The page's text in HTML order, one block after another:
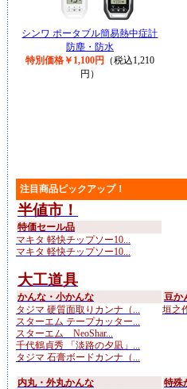
シンワ ポータブル簡易熱中症計
防塵・防水
特別価格￥1,100円
（税込1,210
円）
注目商品ピックアップ！
半値市！
特価セール品
マキタ 軽快チップソー10...
マキタ 軽快チップソー10...
大工道具
かんな・小かんな
タジマ 硬質面取りカンナ（...
スターエム テープカッター...
スターエム NeoShar...
千代鶴貞秀 「淡路の夕凪」...
タジマ 石膏ボードカンナ（...
豆か
垣之
内丸・外丸かんな
特殊